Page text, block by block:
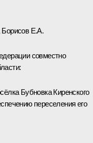
Е.А.
совместно
Бубновка Киренского
переселения его